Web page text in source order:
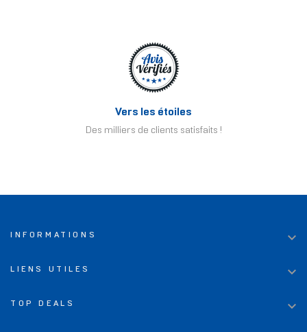
Vers les étoiles
Des milliers de clients satisfaits !
INFORMATIONS 
LIENS UTILES 
TOP DEALS 